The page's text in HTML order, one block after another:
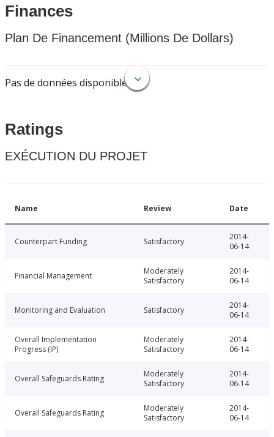
Finances
Plan De Financement (Millions De Dollars)
Pas de données disponibles.
Ratings
EXÉCUTION DU PROJET
Name Review Date
Counterpart Funding Satisfactory
2014-
06-14
Financial Management
Moderately
Satisfactory
2014-
06-14
Monitoring and Evaluation Satisfactory
2014-
06-14
Overall Implementation
Progress (IP)
Moderately
Satisfactory
2014-
06-14
Overall Safeguards Rating
Moderately
Satisfactory
2014-
06-14
Overall Safeguards Rating
Moderately
Satisfactory
2014-
06-14